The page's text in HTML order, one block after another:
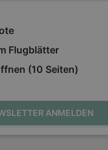
Flugblätter
(10 Seiten)
ANMELDEN